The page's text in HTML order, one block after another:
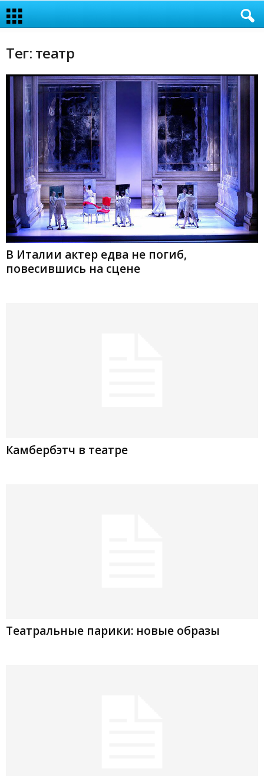
Тег: театр
В Италии актер едва не погиб,
повесившись на сцене
Камбербэтч в театре
Театральные парики: новые образы